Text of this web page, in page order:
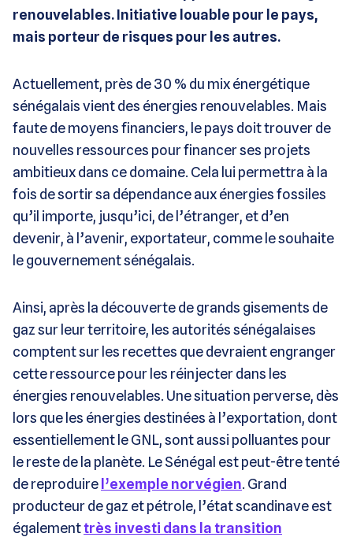
renouvelables. Initiative louable pour le pays,
mais porteur de risques pour les autres.
Actuellement, près de 30 % du mix énergétique
sénégalais vient des énergies renouvelables. Mais
faute de moyens financiers, le pays doit trouver de
nouvelles ressources pour financer ses projets
ambitieux dans ce domaine. Cela lui permettra à la
fois de sortir sa dépendance aux énergies fossiles
qu’il importe, jusqu’ici, de l’étranger, et d’en
devenir, à l’avenir, exportateur, comme le souhaite
le gouvernement sénégalais.
Ainsi, après la découverte de grands gisements de
gaz sur leur territoire, les autorités sénégalaises
comptent sur les recettes que devraient engranger
cette ressource pour les réinjecter dans les
énergies renouvelables. Une situation perverse, dès
lors que les énergies destinées à l’exportation, dont
essentiellement le GNL, sont aussi polluantes pour
le reste de la planète. Le Sénégal est peut-être tenté
de reproduire l’exemple norvégien. Grand
producteur de gaz et pétrole, l’état scandinave est
égalementtrès investi dans la transition